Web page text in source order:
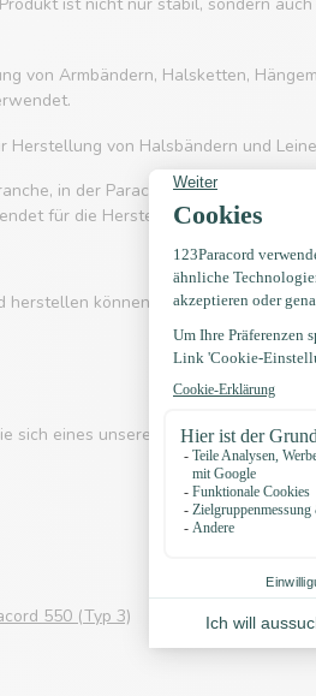
von Armbändern, Halsketten,
Herstellung von Halsbändern und
in der Paracord 550 häufig
für die Herstellung von
herstellen können? Sehen Sie sich
sich eines unserer eigenen
550 (Typ 3)